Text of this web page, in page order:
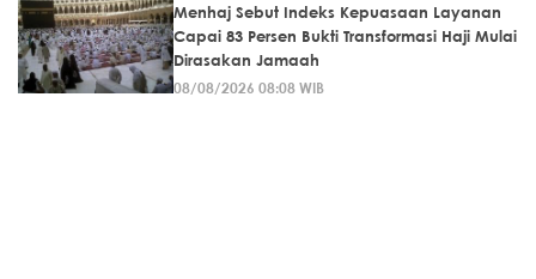
Menhaj Sebut Indeks Kepuasaan Layanan
Capai 83 Persen Bukti Transformasi Haji Mulai
Dirasakan Jamaah
08/08/2026 08:08 WIB